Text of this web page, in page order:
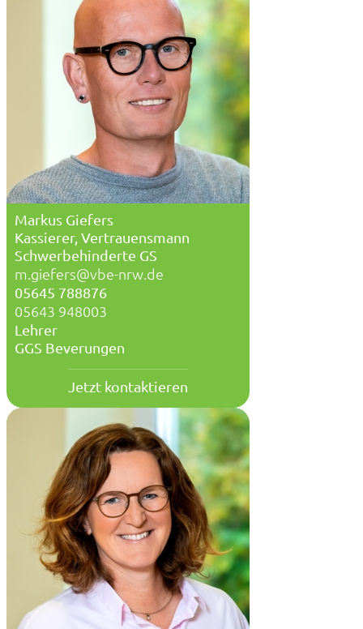
Markus Giefers
Kassierer, Vertrauensmann
Schwerbehinderte GS
m.giefers@vbe-nrw.de
05645 788876
05643 948003
Lehrer
GGS Beverungen
Jetzt kontaktieren